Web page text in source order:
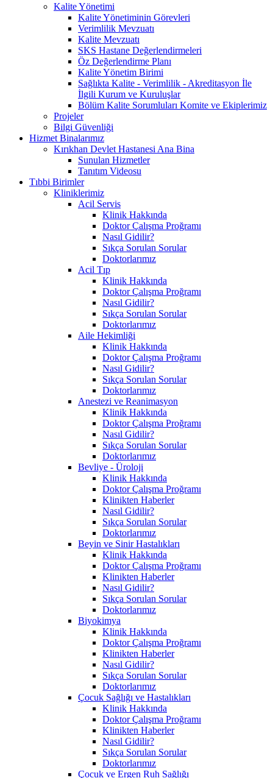
Kalite Yönetimi
Kalite Yönetiminin Görevleri
Verimlilik Mevzuatı
Kalite Mevzuatı
SKS Hastane Değerlendirmeleri
Öz Değerlendirme Planı
Kalite Yönetim Birimi
Sağlıkta Kalite - Verimlilik - Akreditasyon İle
İlgili Kurum ve Kuruluşlar
Bölüm Kalite Sorumluları Komite ve Ekiplerimiz
Projeler
Bilgi Güvenliği
Hizmet Binalarımız
Kırıkhan Devlet Hastanesi Ana Bina
Sunulan Hizmetler
Tanıtım Videosu
Tıbbi Birimler
Kliniklerimiz
Acil Servis
Klinik Hakkında
Doktor Çalışma Proğramı
Nasıl Gidilir?
Sıkça Sorulan Sorular
Doktorlarımız
Acil Tıp
Klinik Hakkında
Doktor Çalışma Proğramı
Nasıl Gidilir?
Sıkça Sorulan Sorular
Doktorlarımız
Aile Hekimliği
Klinik Hakkında
Doktor Çalışma Proğramı
Nasıl Gidilir?
Sıkça Sorulan Sorular
Doktorlarımız
Anestezi ve Reanimasyon
Klinik Hakkında
Doktor Çalışma Proğramı
Nasıl Gidilir?
Sıkça Sorulan Sorular
Doktorlarımız
Bevliye - Üroloji
Klinik Hakkında
Doktor Çalışma Proğramı
Klinikten Haberler
Nasıl Gidilir?
Sıkça Sorulan Sorular
Doktorlarımız
Beyin ve Sinir Hastalıkları
Klinik Hakkında
Doktor Çalışma Proğramı
Klinikten Haberler
Nasıl Gidilir?
Sıkça Sorulan Sorular
Doktorlarımız
Biyokimya
Klinik Hakkında
Doktor Çalışma Proğramı
Klinikten Haberler
Nasıl Gidilir?
Sıkça Sorulan Sorular
Doktorlarımız
Çocuk Sağlığı ve Hastalıkları
Klinik Hakkında
Doktor Çalışma Proğramı
Klinikten Haberler
Nasıl Gidilir?
Sıkça Sorulan Sorular
Doktorlarımız
Çocuk ve Ergen Ruh Sağlığı